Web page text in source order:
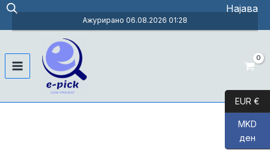
Skip
content
Најава
Ажурирано 06.08.2026 01:28
Main
EUR €
MKD
ден